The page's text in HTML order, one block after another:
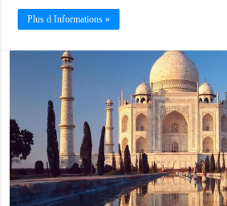
Plus d Informations »